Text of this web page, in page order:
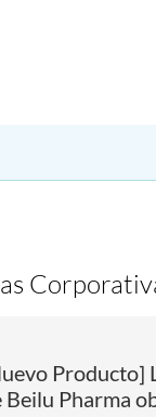
Producto]
Beilu Pharma